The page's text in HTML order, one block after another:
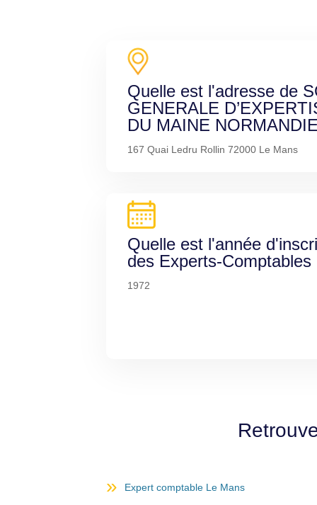
Quelle est l'adresse de
GENERALE
DU MAINE
167 Quai Ledru Rollin 72000 Le Mans
Quelle est l'année
des Experts-Comptables
1972
Expert comptable Le Mans